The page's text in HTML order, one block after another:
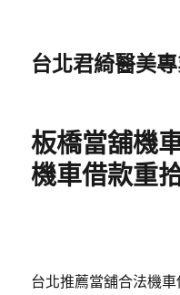
台北君綺醫美
板橋當舖機
機車借款重
台北推薦當舖合法機